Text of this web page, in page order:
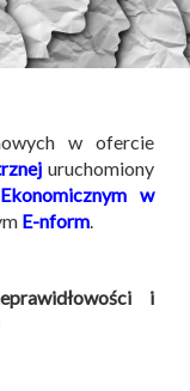
w ofercie
uruchomiony
w
E-nform.
i